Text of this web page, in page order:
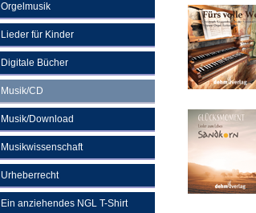
Orgelmusik
Lieder für Kinder
Digitale Bücher
Musik/CD
Musik/Download
Musikwissenschaft
Urheberrecht
Ein anziehendes NGL T-Shirt